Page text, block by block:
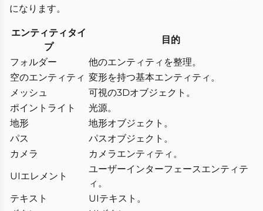
になります。
エンティティタイ
プ
目的
フォルダー
他のエンティティを整理。
空のエンティティ 変形を持つ基本エンティティ。
メッシュ
可視の3Dオブジェクト。
ポイントライト
光源。
地形
地形オブジェクト。
パス
パスオブジェクト。
カメラ
カメラエンティティ。
UIエレメント
ユーザーインターフェースエンティテ
ィ。
テキスト
UIテキスト。